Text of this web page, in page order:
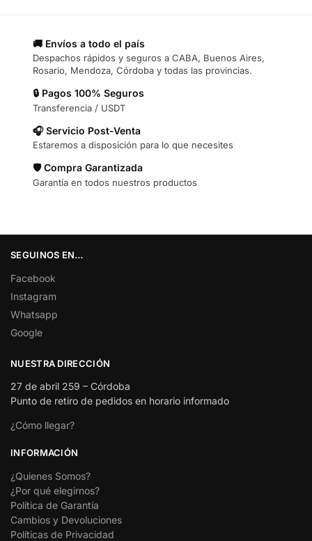
🚚 Envíos a todo el país
Despachos rápidos y seguros a CABA, Buenos Aires,
Rosario, Mendoza, Córdoba y todas las provincias.
🔒 Pagos 100% Seguros
Transferencia / USDT
🎧 Servicio Post-Venta
Estaremos a disposición para lo que necesites
🛡️ Compra Garantizada
Garantía en todos nuestros productos
SEGUINOS EN…
Facebook
Instagram
Whatsapp
Google
NUESTRA DIRECCIÓN
27 de abril 259 – Córdoba
Punto de retiro de pedidos en horario informado
¿Cómo llegar?
INFORMACIÓN
¿Quienes Somos?
¿Por qué elegirnos?
Política de Garantía
Cambios y Devoluciones
Políticas de Privacidad